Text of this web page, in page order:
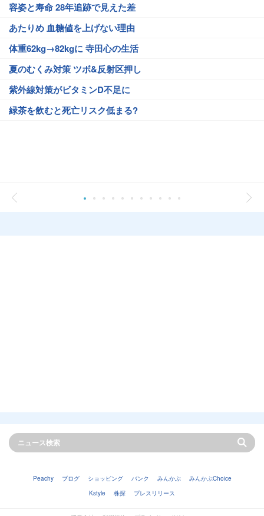
容姿と寿命 28年追跡で見えた差
あたりめ 血糖値を上げない理由
体重62kg→82kgに 寺田心の生活
夏のむくみ対策 ツボ&反射区押し
紫外線対策がビタミンD不足に
緑茶を飲むと死亡リスク低まる?
Peachy ブログ ショッピング バンク みんかぶ
みんかぶChoice
Kstyle
株探 プレスリリース